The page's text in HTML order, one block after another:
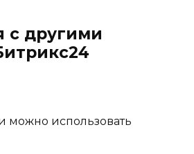
с другими
можно использовать